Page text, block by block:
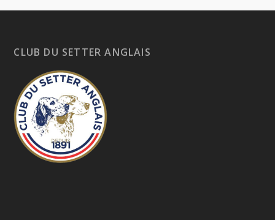
CLUB DU SETTER ANGLAIS